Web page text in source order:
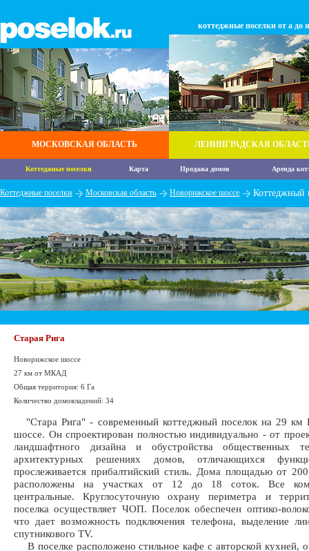
МОСКОВСКАЯ ОБЛАСТЬ
коттеджные поселки от а до я
ЛЕНИНГРАДСКАЯ
Коттеджные поселки Карта Продажа домов Аренда
Коттеджные поселки Московская область Новорижское шоссе Коттеджный
Старая Рига
Новорижское шоссе
27 км от МКАД
Общая территория: 6 Га
Количество домовладений: 34
"Стара Рига" - современный коттеджный поселок на 29 км
шоссе. Он спроектирован полностью индивидуально - от
ландшафтного дизайна и обустройства общественных
архитектурных решениях домов, отличающихся
прослеживается прибалтийский стиль. Дома площадью от
расположены на участках от 12 до 18 соток. Все
центральные. Круглосуточную охрану периметра и
поселка осуществляет ЧОП. Поселок обеспечен оптико-
что дает возможность подключения телефона, выделение
спутникового TV.
В поселке расположено стильное кафе с авторской кухней,